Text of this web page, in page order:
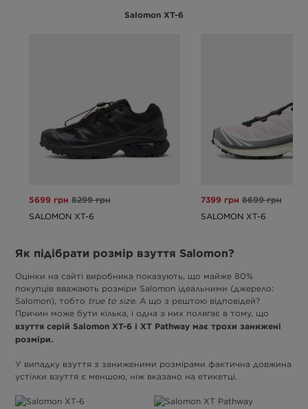
Salomon XT-6
5699 грн 8299 грн
SALOMON XT-6
7399 грн 8699 грн
SALOMON XT-6
Як підібрати розмір взуття Salomon?
Оцінки на сайті виробника показують, що майже 80%
покупців вважають розміри Salomon ідеальними (джерело:
Salomon), тобто true to size. А що з рештою відповідей?
Причин може бути кілька, і одна з них полягає в тому, що
взуття серій Salomon XT-6 і XT Pathway має трохи занижені
розміри.
У випадку взуття з заниженими розмірами фактична довжина
устілки взуття є меншою, ніж вказано на етикетці.